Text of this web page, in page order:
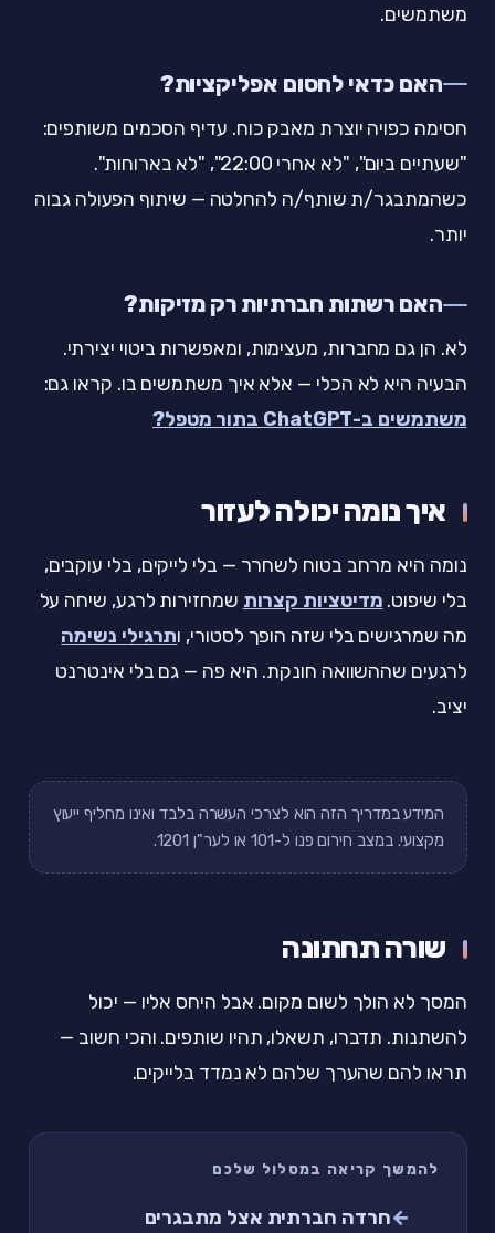
משתמשים.
האם כדאי לחסום אפליקציות?
חסימה כפויה יוצרת מאבק כוח. עדיף הסכמים משותפים:
"שעתיים ביום", "לא אחרי 22:00", "לא בארוחות".
כשהמתבגר/ת שותף/ה להחלטה — שיתוף הפעולה גבוה
יותר.
האם רשתות חברתיות רק מזיקות?
לא. הן גם מחברות, מעצימות, ומאפשרות ביטוי יצירתי.
הבעיה היא לא הכלי — אלא איך משתמשים בו. קראו גם:
משתמשים ב-ChatGPT בתור מטפל?
איך נומה יכולה לעזור
נומה היא מרחב בטוח לשחרר — בלי לייקים, בלי עוקבים,
בלי שיפוט. מדיטציות קצרות שמחזירות לרגע, שיחה על
מה שמרגישים בלי שזה הופך לסטורי, ותרגילי נשימה
לרגעים שההשוואה חונקת. היא פה — גם בלי אינטרנט
יציב.
המידע במדריך הזה הוא לצרכי העשרה בלבד ואינו מחליף ייעוץ
מקצועי. במצב חירום פנו ל-101 או לער"ן 1201.
שורה תחתונה
המסך לא הולך לשום מקום. אבל היחס אליו — יכול
להשתנות. תדברו, תשאלו, תהיו שותפים. והכי חשוב —
תראו להם שהערך שלהם לא נמדד בלייקים.
להמשך קריאה במסלול שלכם
חרדה חברתית אצל מתבגרים